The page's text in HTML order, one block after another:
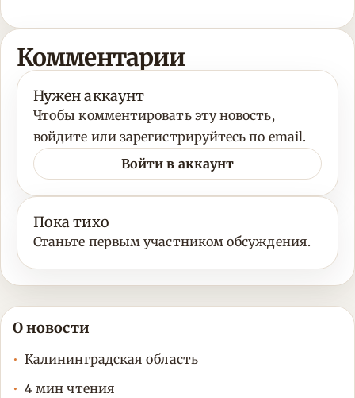
Комментарии
Нужен аккаунт
Чтобы комментировать эту новость,
войдите или зарегистрируйтесь по email.
Войти в аккаунт
Пока тихо
Станьте первым участником обсуждения.
О новости
Калининградская область
4 мин чтения